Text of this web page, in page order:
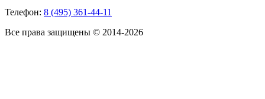
Телефон: 8 (495) 361-44-11
Все права защищены © 2014-2026